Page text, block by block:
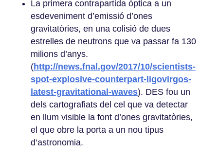
La primera contrapartida òptica a un
esdeveniment d’emissió d’ones
gravitatòries, en una colisió de dues
estrelles de neutrons que va passar fa 130
milions d’anys.
(http://news.fnal.gov/2017/10/scientists-
spot-explosive-counterpart-ligovirgos-
latest-gravitational-waves). DES fou un
dels cartografiats del cel que va detectar
en llum visible la font d’ones gravitatòries,
el que obre la porta a un nou tipus
d’astronomia.